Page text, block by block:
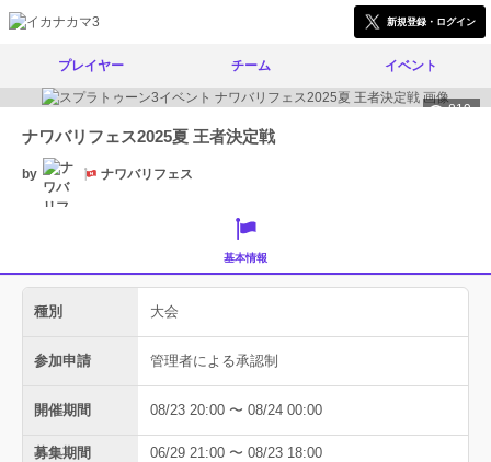
新規登録・ログイン
プレイヤー チーム イベント
819
ナワバリフェス2025夏 王者決定戦
by ナワバリフェス
基本情報
種別 大会
参加申請 管理者による承認制
開催期間 08/23 20:00 〜 08/24 00:00
募集期間 06/29 21:00 〜 08/23 18:00